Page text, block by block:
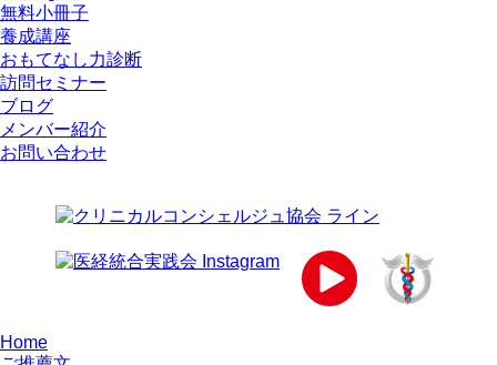
無料小冊子
養成講座
おもてなし力診断
訪問セミナー
ブログ
メンバー紹介
お問い合わせ
Home